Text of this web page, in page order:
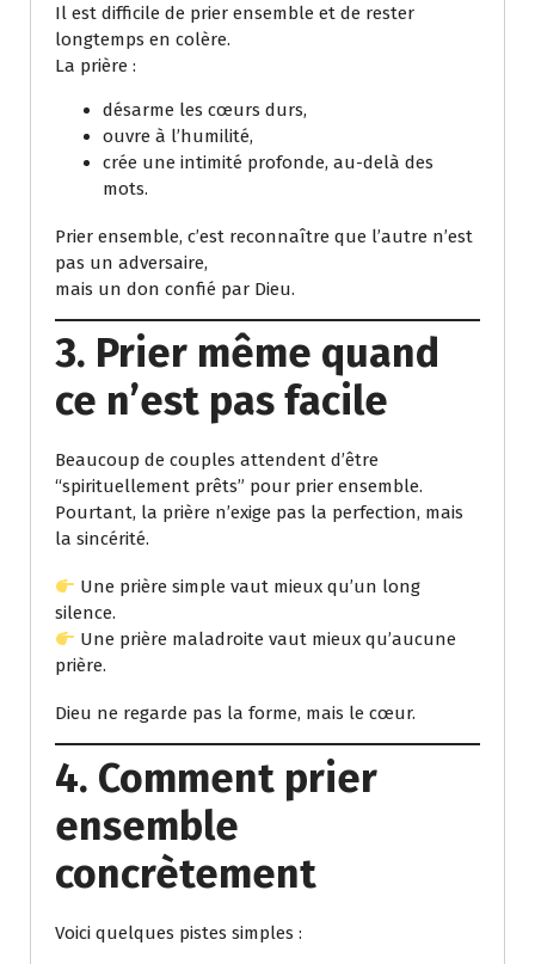
Il est difficile de prier ensemble et de rester
longtemps en colère.
La prière :
désarme les cœurs durs,
ouvre à l’humilité,
crée une intimité profonde, au-delà des
mots.
Prier ensemble, c’est reconnaître que l’autre n’est
pas un adversaire,
mais un don confié par Dieu.
3. Prier même quand
ce n’est pas facile
Beaucoup de couples attendent d’être
“spirituellement prêts” pour prier ensemble.
Pourtant, la prière n’exige pas la perfection, mais
la sincérité.
Une prière simple vaut mieux qu’un long
silence.
Une prière maladroite vaut mieux qu’aucune
prière.
Dieu ne regarde pas la forme, mais le cœur.
4. Comment prier
ensemble
concrètement
Voici quelques pistes simples :